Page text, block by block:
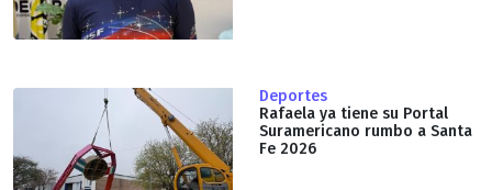
Deportes
Rafaela ya tiene su Portal
Suramericano rumbo a Santa
Fe 2026